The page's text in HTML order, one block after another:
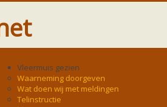
Vleermuis gezien
Waarneming doorgeven
Wat doen wij met meldingen
Telinstructie